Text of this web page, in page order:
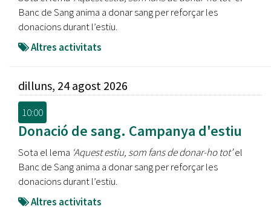
Banc de Sang anima a donar sang per reforçar les
donacions durant l’estiu.
Altres activitats
dilluns, 24 agost 2026
10:00
Donació de sang. Campanya d'estiu
Sota el lema ‘Aquest estiu, som fans de donar-ho tot’el
Banc de Sang anima a donar sang per reforçar les
donacions durant l’estiu.
Altres activitats